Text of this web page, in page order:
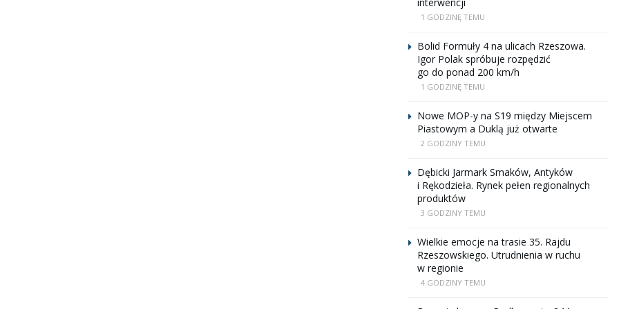
1 GODZINĘ TEMU
Bolid Formuły 4 na ulicach Rzeszowa.
Igor Polak spróbuje rozpędzić
go do ponad 200 km/h
1 GODZINĘ TEMU
Nowe MOP-y na S19 między Miejscem
Piastowym a Duklą już otwarte
2 GODZINY TEMU
Dębicki Jarmark Smaków, Antyków
i Rękodzieła. Rynek pełen regionalnych
produktów
3 GODZINY TEMU
Wielkie emocje na trasie 35. Rajdu
Rzeszowskiego. Utrudnienia w ruchu
w regionie
4 GODZINY TEMU